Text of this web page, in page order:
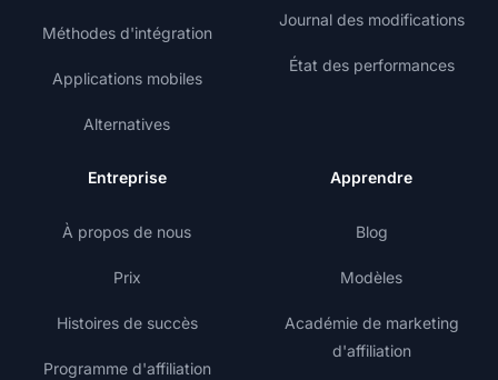
Méthodes d'intégration
Applications mobiles
Alternatives
Journal des modifications
État des performances
Entreprise
À propos de nous
Prix
Histoires de succès
Programme d'affiliation
Apprendre
Blog
Modèles
Académie de marketing
d'affiliation